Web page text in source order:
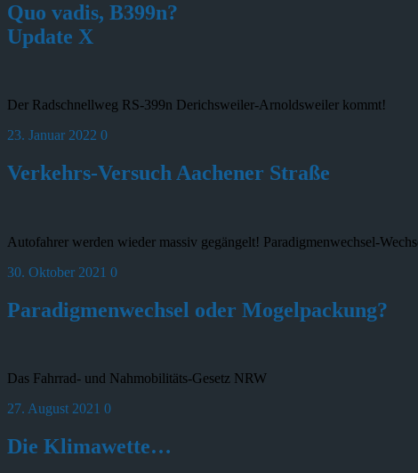
Quo vadis, B399n?
Update X
Der Radschnellweg RS-399n Derichsweiler-Arnoldsweiler kommt!
23. Januar 2022 0
Verkehrs-Versuch Aachener Straße
Autofahrer werden wieder massiv gegängelt! Paradigmenwechsel-
30. Oktober 2021 0
Paradigmenwechsel oder Mogelpackung?
Das Fahrrad- und Nahmobilitäts-Gesetz NRW
27. August 2021 0
Die Klimawette…